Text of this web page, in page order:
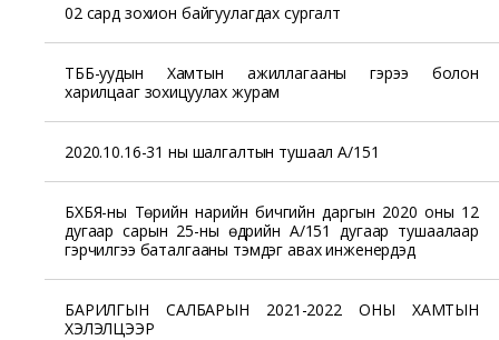
02 сард зохион байгуулагдах сургалт
ТББ-уудын Хамтын ажиллагааны гэрээ болон
харилцааг зохицуулах журам
2020.10.16-31 ны шалгалтын тушаал А/151
БХБЯ-ны Төрийн нарийн бичгийн даргын 2020 оны 12
дугаар сарын 25-ны өдрийн А/151 дугаар тушаалаар
гэрчилгээ баталгааны тэмдэг авах инженерүүдэд
БАРИЛГЫН САЛБАРЫН 2021-2022 ОНЫ ХАМТЫН
ХЭЛЭЛЦЭЭР